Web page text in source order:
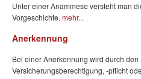
Unter einer Anammese versteht man
Vorgeschichte. mehr...
Anerkennung
Bei einer Anerkennung wird durch
Versicherungsberechtigung, -pflicht